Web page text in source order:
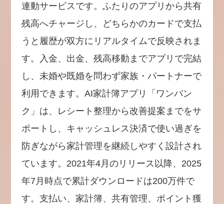
連動サービスです。ふたりのアプリから共有
残高へチャージし、どちらかのカードで支払
うと履歴が双方にリアルタイムで反映されま
す。入金、出金、残高移動までアプリで完結
し、未婚や既婚を問わず家族・パートナーで
利用できます。AI家計簿アプリ「ワンバン
ク」は、レシート整理から改善提案までをサ
ポートし、キャッシュレス決済で使い過ぎを
防ぎながら家計管理を継続しやすく設計され
ています。2021年4月のリリース以降、2025
年7月時点で累計ダウンロードは200万件で
す。支払い、家計簿、共有管理、ポイント獲